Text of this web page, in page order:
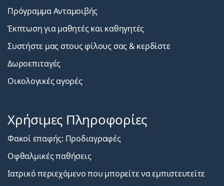
Πρόγραμμα Ανταμοιβής
Έκπτωση για μαθητές και καθηγητές
Συστήστε μας στους φίλους σας & κερδίστε
Δωροεπιταγές
Οικολογικές αγορές
Χρήσιμες Πληροφορίες
Φακοί επαφής: Προδιαγραφές
Οφθαλμικές παθήσεις
Ιατρικό περιεχόμενο που μπορείτε να εμπιστευτείτε